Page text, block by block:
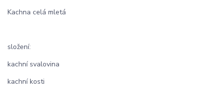
Kachna celá mletá
složení:
kachní svalovina
kachní kosti